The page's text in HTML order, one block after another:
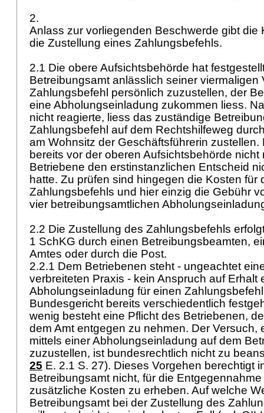
2.
Anlass zur vorliegenden Beschwerde gibt die
die Zustellung eines Zahlungsbefehls.
2.1 Die obere Aufsichtsbehörde hat
Betreibungsamt anlässlich seiner viermaligen
Zahlungsbefehl persönlich zuzustellen, der
eine Abholungseinladung zukommen liess.
nicht reagierte, liess das zuständige
Zahlungsbefehl auf dem Rechtshilfeweg
am Wohnsitz der Geschäftsführerin zustellen.
bereits vor der oberen Aufsichtsbehörde nicht
Betriebene den erstinstanzlichen Entscheid
hatte. Zu prüfen sind hingegen die Kosten für
Zahlungsbefehls und hier einzig die Gebühr
vier betreibungsamtlichen
2.2 Die Zustellung des Zahlungsbefehls
1 SchKG durch einen Betreibungsbeamten,
Amtes oder durch die Post.
2.2.1 Dem Betriebenen steht - ungeachtet
verbreiteten Praxis - kein Anspruch auf Erhalt
Abholungseinladung für einen
Bundesgericht bereits verschiedentlich
wenig besteht eine Pflicht des Betriebenen,
dem Amt entgegen zu nehmen. Der Versuch,
mittels einer Abholungseinladung auf dem
zuzustellen, ist bundesrechtlich nicht zu
25 E. 2.1 S. 27). Dieses Vorgehen berechtigt
Betreibungsamt nicht, für die
zusätzliche Kosten zu erheben. Auf welche
Betreibungsamt bei der Zustellung des